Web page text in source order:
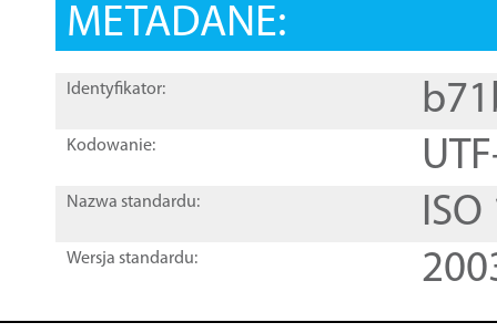
METADANE:
Identyfikator:
Kodowanie:
Nazwa standardu:
Wersja standardu: